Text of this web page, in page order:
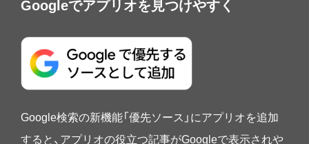
Googleでアプリオを見つけやすく
Google検索の新機能「優先ソース」にアプリオを追加
すると、アプリオの役立つ記事がGoogleで表示されや